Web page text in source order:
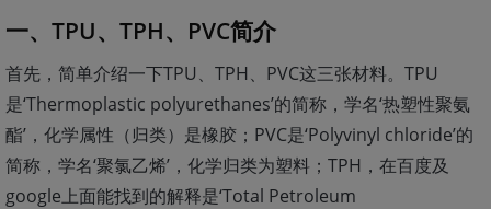
一、TPU、TPH、PVC简介
首先，简单介绍一下TPU、TPH、PVC这三张材料。TPU
是‘Thermoplastic polyurethanes’的简称，学名‘热塑性聚氨
酯’，化学属性（归类）是橡胶；PVC是‘Polyvinyl chloride’的
简称，学名‘聚氯乙烯’，化学归类为塑料；TPH，在百度及
google上面能找到的解释是‘Total Petroleum